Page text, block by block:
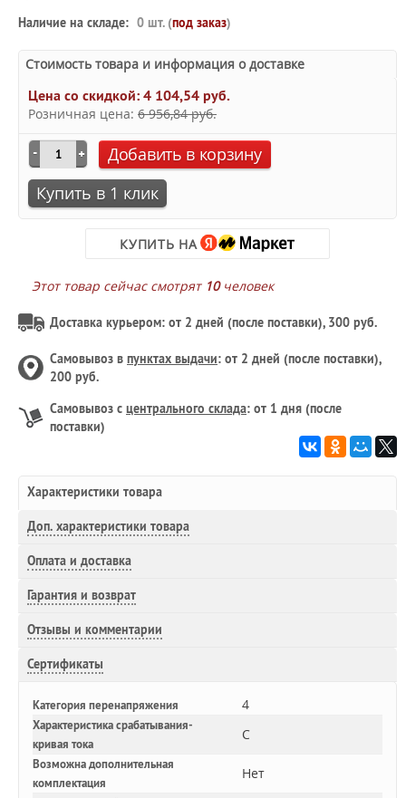
Наличие на складе: 0 шт. (под заказ)
Стоимость товара и информация о доставке
Цена со скидкой:4 104,54 руб.
Розничная цена: 6 956,84 руб.
Добавить в корзину
Купить в 1 клик
КУПИТЬ НА
Этот товар сейчас смотрят 10человек
Доставка курьером: от 2 дней (после поставки), 300 руб.
Самовывоз в пунктах выдачи: от 2 дней (после поставки),
200 руб.
Самовывоз с центрального склада: от 1 дня (после
поставки)
Характеристики товара
Доп. характеристики товара
Оплата и доставка
Гарантия и возврат
Отзывы и комментарии
Сертификаты
Категория перенапряжения 4
Характеристика срабатывания-
кривая тока
C
Возможна дополнительная
комплектация
Нет